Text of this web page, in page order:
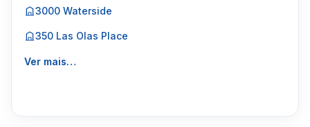
3000 Waterside
350 Las Olas Place
Ver mais…